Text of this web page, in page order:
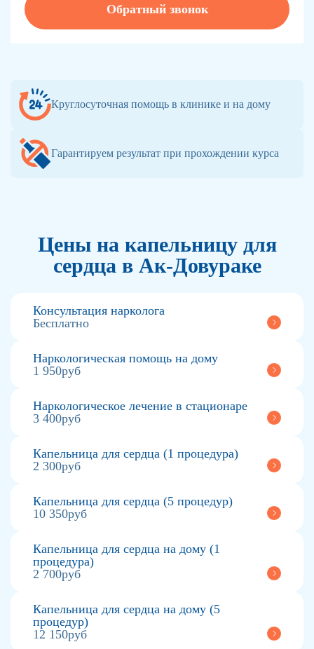
Обратный звонок
Круглосуточная помощь в клинике и на дому
Гарантируем результат при прохождении курса
Цены на капельницу для
сердца в Ак-Довураке
Консультация нарколога
Бесплатно
Наркологическая помощь на дому
1 950руб
Наркологическое лечение в стационаре
3 400руб
Капельница для сердца (1 процедура)
2 300руб
Капельница для сердца (5 процедур)
10 350руб
Капельница для сердца на дому (1
процедура)
2 700руб
Капельница для сердца на дому (5
процедур)
12 150руб